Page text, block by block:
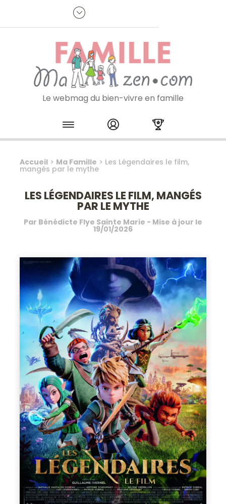
Je m'inscris à la newsletter
Le webmag du bien-vivre en famille
Skip to content
Accueil > Ma Famille > Les Légendaires le film,
mangés par le mythe
LES LÉGENDAIRES LE FILM, MANGÉS
PAR LE MYTHE
Par Bénédicte Flye Sainte Marie - Mise à jour le
19/01/2026
Panneau de gestion des cookies